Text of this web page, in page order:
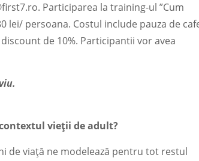
Participarea la training-ul ”Cum
lei/ persoana. Costul include pauza de
de 10%. Participantii vor avea
vieții de adult?
de viață ne modelează pentru tot restul